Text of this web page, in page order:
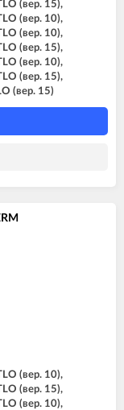
(вер. 15),
(вер. 10),
(вер. 10),
(вер. 15),
(вер. 10),
(вер. 15),
(вер. 15)
(вер. 10),
(вер. 15),
(вер. 10),